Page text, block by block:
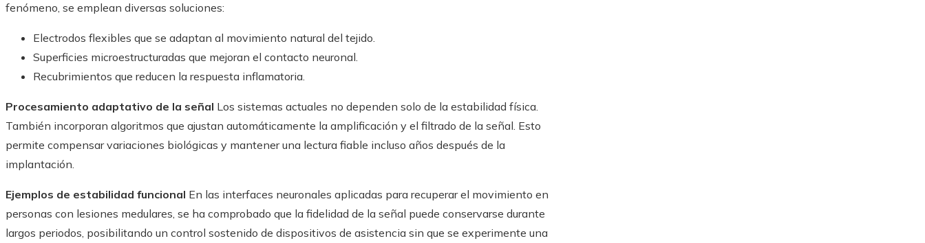
fenómeno, se emplean diversas soluciones:
Electrodos flexibles que se adaptan al movimiento natural del tejido.
Superficies microestructuradas que mejoran el contacto neuronal.
Recubrimientos que reducen la respuesta inflamatoria.
Procesamiento adaptativo de la señal Los sistemas actuales no dependen solo de la estabilidad física.
También incorporan algoritmos que ajustan automáticamente la amplificación y el filtrado de la señal. Esto
permite compensar variaciones biológicas y mantener una lectura fiable incluso años después de la
implantación.
Ejemplos de estabilidad funcional En las interfaces neuronales aplicadas para recuperar el movimiento en
personas con lesiones medulares, se ha comprobado que la fidelidad de la señal puede conservarse durante
largos periodos, posibilitando un control sostenido de dispositivos de asistencia sin que se experimente una